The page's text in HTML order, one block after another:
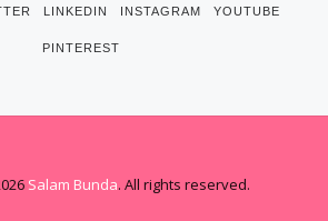
LINKEDIN INSTAGRAM YOUTUBE
PINTEREST
Salam Bunda. All rights reserved.